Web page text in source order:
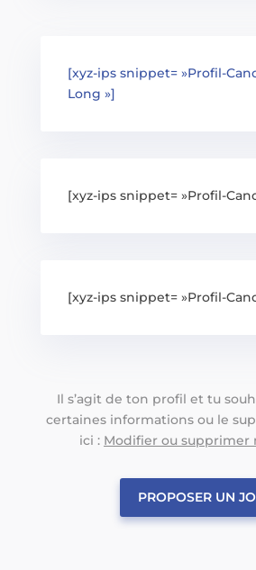
[xyz-ips snippet= »Profil-
Long »]
[xyz-ips snippet= »Profil-
[xyz-ips snippet= »Profil-
Il s’agit de ton profil et tu
certaines informations ou le
ici : Modifier ou supprimer
PROPOSER UN